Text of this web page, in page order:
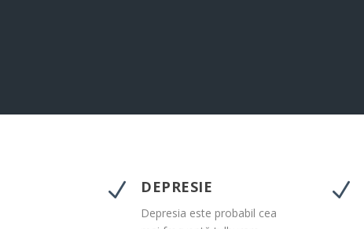
N DEPRESIE
Depresia este probabil cea
N